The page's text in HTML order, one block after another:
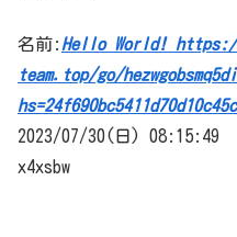
名前: Hello World!
team.top/go/
2023/07/30(日) 08:15:49
x4xsbw